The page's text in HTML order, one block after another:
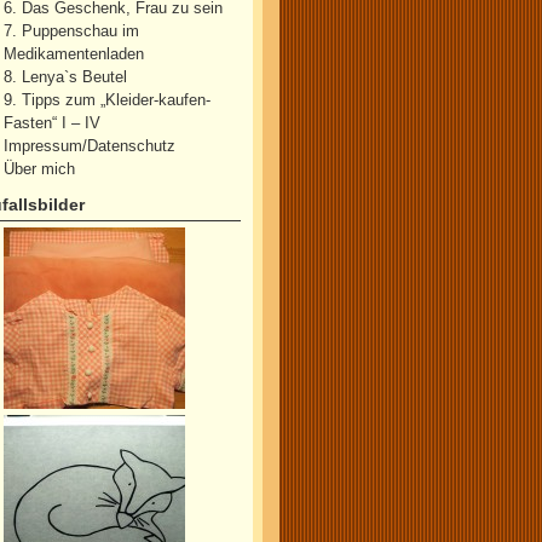
6. Das Geschenk, Frau zu sein
7. Puppenschau im
Medikamentenladen
8. Lenya`s Beutel
9. Tipps zum „Kleider-kaufen-
Fasten“ I – IV
Impressum/Datenschutz
Über mich